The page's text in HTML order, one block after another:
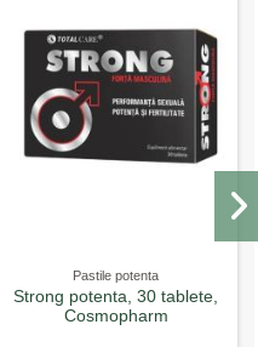
Pastile potenta
Strong potenta, 30 tablete,
Cosmopharm